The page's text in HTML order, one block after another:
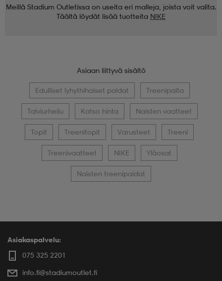
Meillä Stadium Outletissa on useita eri malleja, joista voit valita.
Täältä löydät lisää tuotteita NIKE
Asiaan liittyvä sisältö
Edulliset lyhythihaiset paidat Treenipaita
Talviurheilu Katso hinta Naisten vaatteet
Topit Treenitopit Varusteet Treeni
Treenivaatteet NIKE Yläosat
Naisten treenipaidat
Asiakaspalvelu:
075 325 2201
info.fi@stadiumoutlet.fi